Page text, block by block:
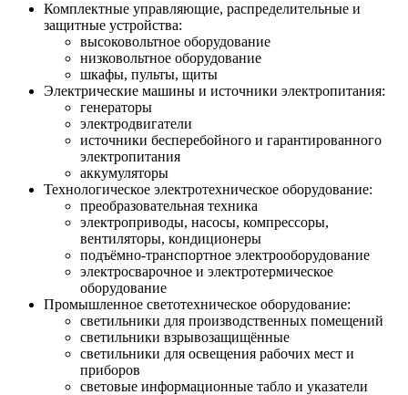
Комплектные управляющие, распределительные и
защитные устройства:
высоковольтное оборудование
низковольтное оборудование
шкафы, пульты, щиты
Электрические машины и источники электропитания:
генераторы
электродвигатели
источники бесперебойного и гарантированного
электропитания
аккумуляторы
Технологическое электротехническое оборудование:
преобразовательная техника
электроприводы, насосы, компрессоры,
вентиляторы, кондиционеры
подъёмно-транспортное электрооборудование
электросварочное и электротермическое
оборудование
Промышленное светотехническое оборудование:
светильники для производственных помещений
светильники взрывозащищённые
светильники для освещения рабочих мест и
приборов
световые информационные табло и указатели